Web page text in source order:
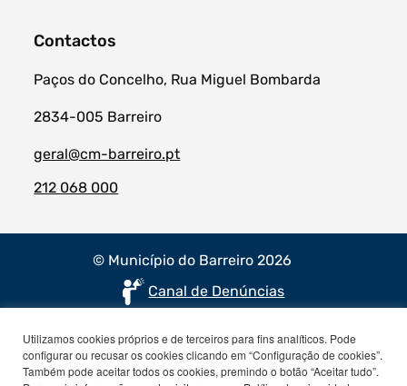
Contactos
Paços do Concelho, Rua Miguel Bombarda
2834-005 Barreiro
geral@cm-barreiro.pt
212 068 000
© Município do Barreiro 2026
Canal de Denúncias
Utilizamos cookies próprios e de terceiros para fins analíticos. Pode
configurar ou recusar os cookies clicando em “Configuração de cookies”.
Também pode aceitar todos os cookies, premindo o botão “Aceitar tudo”.